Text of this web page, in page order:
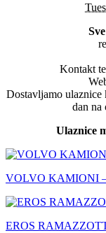
Kontakt
Dostavljamo ulaznice
dan na
Ulaznice
VOLVO KAMIONI –
EROS